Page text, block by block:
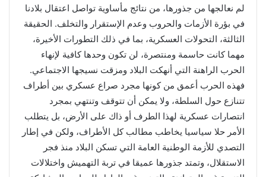
لم نعالجها من جذورها، من نتائج مأساوية تواصل اعتقال بلادنا
في بؤرة الأزمات والحروب وعدم الإستقرار والتخلف. الحقيقة
الثالثة، التحولات العسكرية، بما في ذلك التطورات الأخيرة،
مهما كانت حاسمة ومنتصرة، لن تكون وحدها كافية لإنهاء
الحرب الراهنة التي أنهكت البلاد ومزقت نسيجها الاجتماعي.
فهذه الحرب أعمق من كونها مجرد صراع عسكري بين أطراف
تتنازع حول السلطة، ولا يمكن أن تتوقف وتنتهي بمجرد
انتصارات عسكرية لهذا الطرف أو ذاك على الأرض، بل يتطلب
الأمر حلا سياسيا يخاطب مطالب كل الأطراف، ولكن في إطار
التصدي للأزمة الوطنية العامة التي تسكن البلاد منذ فجر
الاستقلال، وتمتد جذورها عميقا في تربة التهميش واختلالات